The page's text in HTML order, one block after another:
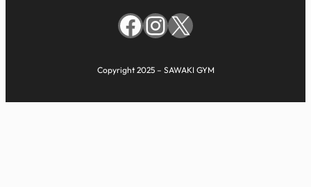
Facebook
Instagram
X
Copyright 2025 – SAWAKI GYM